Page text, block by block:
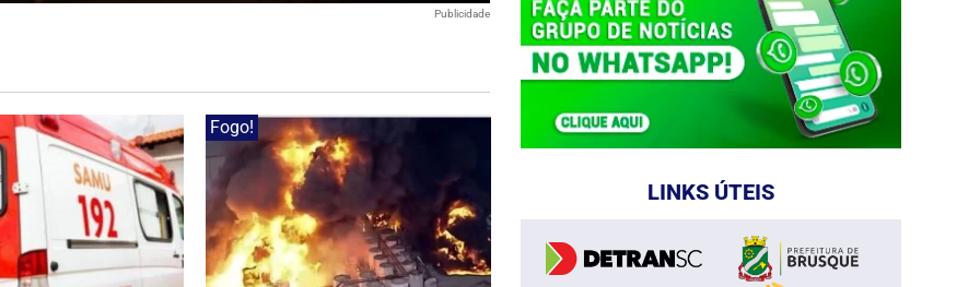
Publicidade
Fogo!
LINKS ÚTEIS